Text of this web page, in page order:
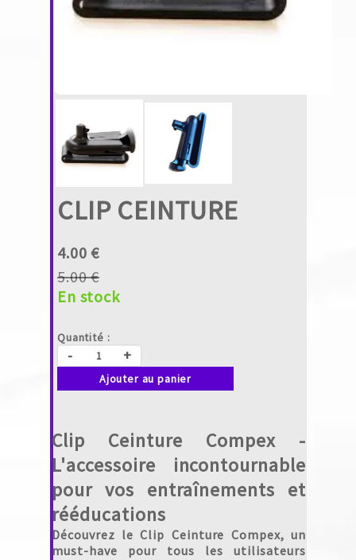
CLIP CEINTURE
4.00 €
5.00 €
En stock
Quantité :
- +
Ajouter au panier
Clip Ceinture Compex -
L'accessoire incontournable
pour vos entraînements et
rééducations
Découvrez leClip Ceinture Compex, un
must-have pour tous les utilisateurs